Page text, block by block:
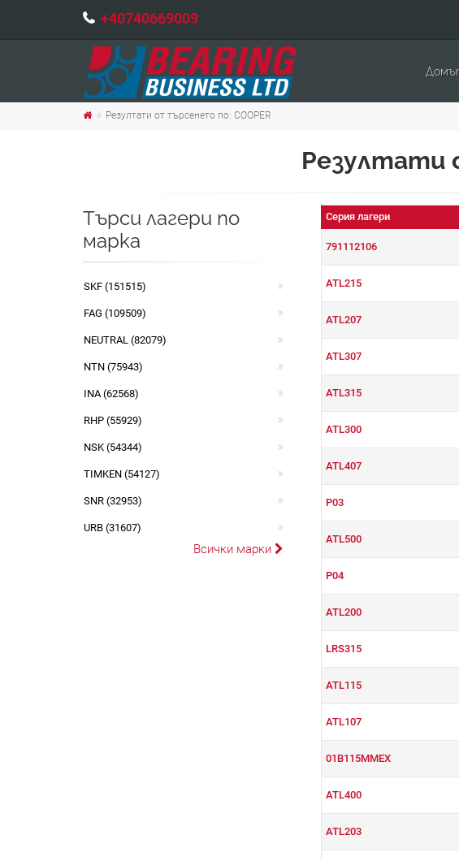
+40740669009
Резултати от търсенето по: COOPER
Резултати
Серия лагери
791112106
ATL215
ATL207
ATL307
ATL315
ATL300
ATL407
P03
ATL500
P04
ATL200
LRS315
ATL115
ATL107
01B115MMEX
ATL400
ATL203
Търси лагери по
марка
SKF (151515)
FAG (109509)
NEUTRAL (82079)
NTN (75943)
INA (62568)
RHP (55929)
NSK (54344)
TIMKEN (54127)
SNR (32953)
URB (31607)
Всички марки